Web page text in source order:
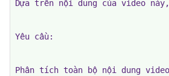
Dựa trên nội dung của video
Yêu cầu:
Phân tích toàn bộ nội dung